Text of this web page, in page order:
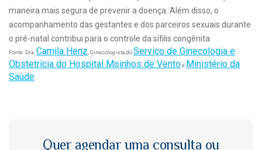
maneira mais segura de prevenir a doença. Além disso, o
acompanhamento das gestantes e dos parceiros sexuais durante
o pré-natal contribui para o controle da sífilis congênita.
Fonte: Dra. Camila Henz , Ginecologista doServiço de Ginecologia e
Obstetrícia do Hospital Moinhos de Ventoe Ministério da
Saúde
Quer agendar uma consulta ou